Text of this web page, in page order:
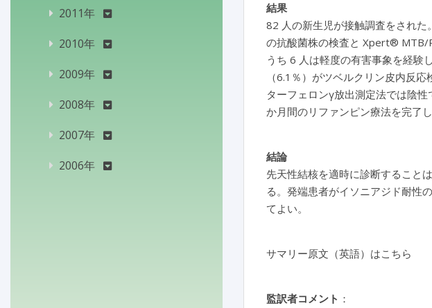
結果
82 人の新生児が接触調査をされ
の抗酸菌株の検査と Xpert® MTB/
うち 6 人は軽度の有害事象を経験
（6.1％）がツベルクリン皮内反
ターフェロンγ放出測定法では陰
か月間のリファンピン療法を完了
結論
先天性結核を適時に診断すること
る。発端患者がイソニアジド耐性
てよい。
サマリー原文（英語）はこちら
監訳者コメント ：
2011年
2010年
2009年
2008年
2007年
2006年